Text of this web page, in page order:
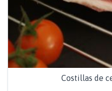
Costillas de